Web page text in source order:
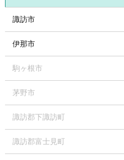
諏訪市
伊那市
駒ヶ根市
茅野市
諏訪郡下諏訪町
諏訪郡富士見町